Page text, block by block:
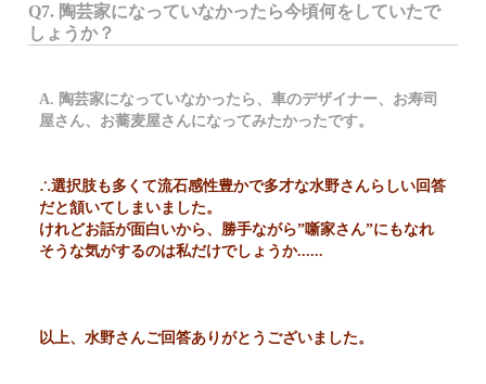
Q7. 陶芸家になっていなかったら今頃何をしていたで
しょうか？
A. 陶芸家になっていなかったら、車のデザイナー、お寿司
屋さん、お蕎麦屋さんになってみたかったです。
∴選択肢も多くて流石感性豊かで多才な水野さんらしい回答
だと頷いてしまいました。
けれどお話が面白いから、勝手ながら”噺家さん”にもなれ
そうな気がするのは私だけでしょうか......
以上、水野さんご回答ありがとうございました。